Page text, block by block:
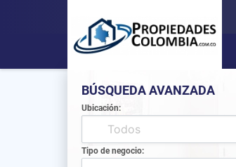
BÚSQUEDA AVANZADA
Ubicación:
Tipo de negocio: